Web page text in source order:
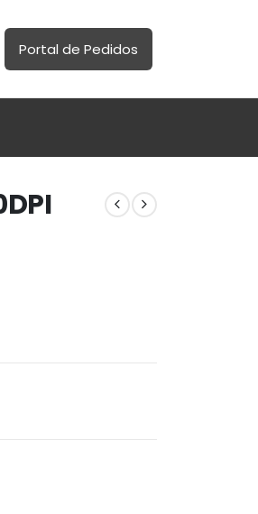
Portal de Pedidos